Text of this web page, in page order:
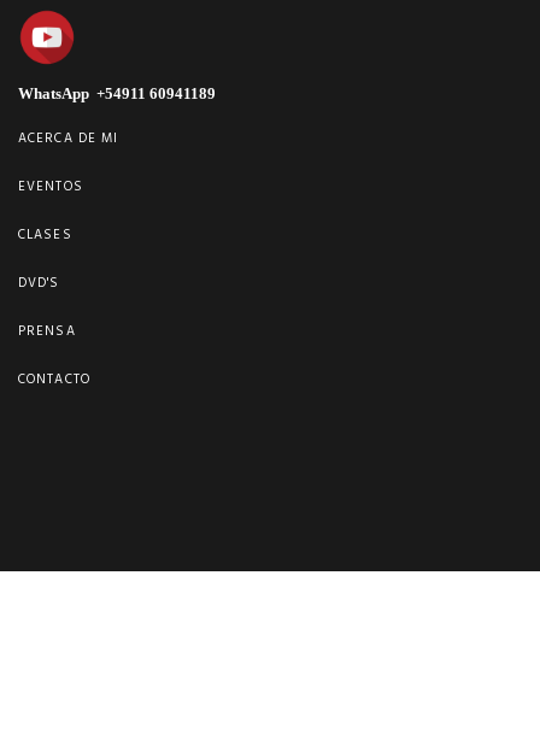
WhatsApp +54911 60941189
ACERCA DE MI
EVENTOS
CLASES
DVD'S
PRENSA
CONTACTO